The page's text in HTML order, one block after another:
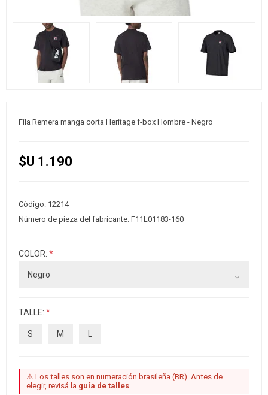
Fila Remera manga corta Heritage f-box Hombre - Negro
$U 1.190
Código: 12214
Número de pieza del fabricante: F11L01183-160
COLOR: *
TALLE: *
S M L
⚠ Los talles son en numeración brasileña (BR). Antes de
elegir, revisá la guía de talles